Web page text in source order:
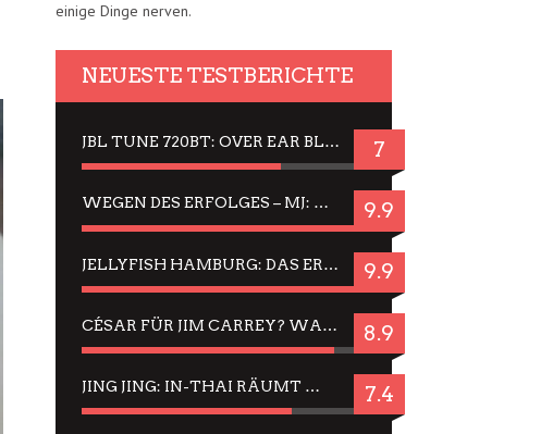
einige Dinge nerven.
NEUESTE TESTBERICHTE
JBL TUNE 720BT: OVER EAR BLUETOOTH KOPFHÖRER UM DIE 50,-€ IM DAUER-TEST 7
WEGEN DES ERFOLGES – MJ: MICHAEL JACKSON MUSICAL IN EINER MATINEE SEHEN 9.9
JELLYFISH HAMBURG: DAS ERFOLGREICHE SOMMER-MENÜ 2025 IN GEFÜHLEN UND BILDERN 9.9
CÉSAR FÜR JIM CARREY? WARUM DAS EINER DER NERVIGSTEN ACTORS IST UND BLEIBT 8.9
JING JING: IN-THAI RÄUMT WIEDER TITEL AB – EIN ZWEI-STUNDEN-ERLEBNISBERICHT 7.4